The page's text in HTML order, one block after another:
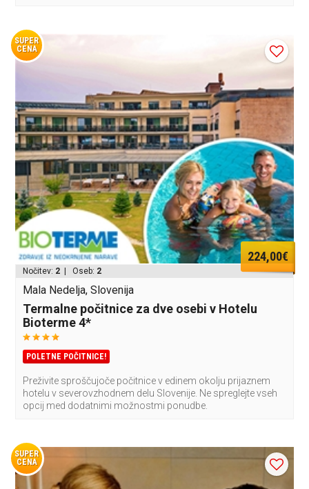
SUPER
CENA
224,00€
Nočitev: 2 | Oseb: 2
Mala Nedelja, Slovenija
Termalne počitnice za dve osebi v Hotelu
Bioterme 4*
POLETNE POČITNICE!
Preživite sproščujoče počitnice v edinem okolju prijaznem
hotelu v severovzhodnem delu Slovenije. Ne spreglejte vseh
opcij med dodatnimi možnostmi ponudbe.
SUPER
CENA